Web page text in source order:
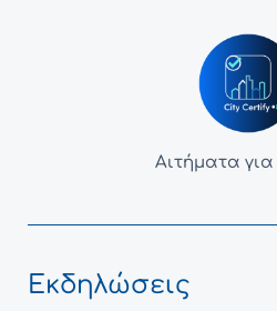
Αιτήματα
Εκδηλώσεις